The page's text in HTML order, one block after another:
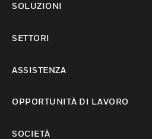
SOLUZIONI
SETTORI
ASSISTENZA
OPPORTUNITÀ DI LAVORO
SOCIETÀ